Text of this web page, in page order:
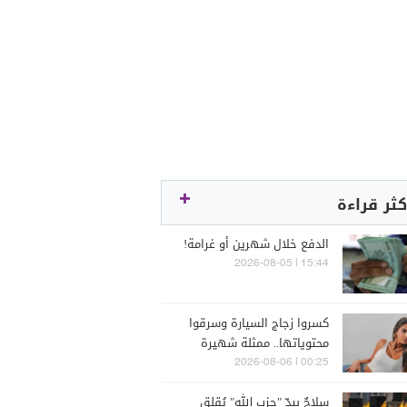
قراءة
الدفع خلال شهرين أو غرامة!
15:44 | 2026-08-05
كسروا زجاج السيارة وسرقوا
محتوياتها.. ممثلة شهيرة
تتعرّض للسرقة في الرملة
00:25 | 2026-08-06
سلاحٌ بيدّ "حزب الله" يُقلق